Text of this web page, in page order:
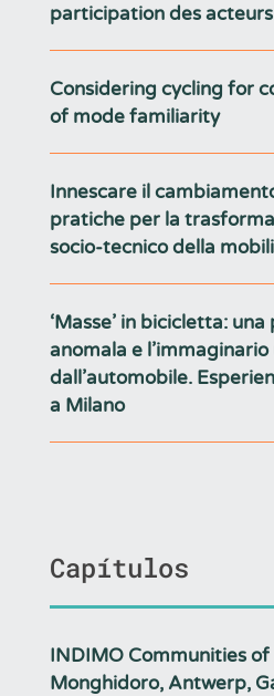
participation des
Considering cycling for
of mode familiarity
Innescare il
pratiche per la
socio-tecnico della
‘Masse’ in bicicletta:
anomala e
dall’automobile.
a Milano
Capítulos
INDIMO Communities
Monghidoro, Antwerp,